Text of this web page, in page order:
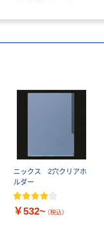
ニックス 2穴クリアホ
ルダー
￥532~ （税込）